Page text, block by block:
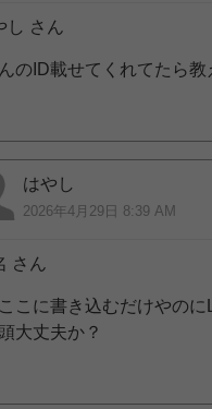
し さん
のID載せてくれてたら教
はやし
2026年4月29日 8:39 AM
さん
こに書き込むだけやの
大丈夫か？